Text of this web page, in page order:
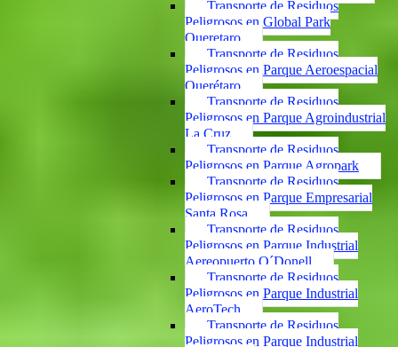
Transporte de Residuos
Peligrosos en Global Park
Queretaro
Transporte de Residuos
Peligrosos en Parque Aeroespacial
Querétaro
Transporte de Residuos
Peligrosos en Parque Agroindustrial
La Cruz
Transporte de Residuos
Peligrosos en Parque Agropark
Transporte de Residuos
Peligrosos en Parque Empresarial
Santa Rosa
Transporte de Residuos
Peligrosos en Parque Industrial
Aereopuerto O´Donell
Transporte de Residuos
Peligrosos en Parque Industrial
AeroTech
Transporte de Residuos
Peligrosos en Parque Industrial